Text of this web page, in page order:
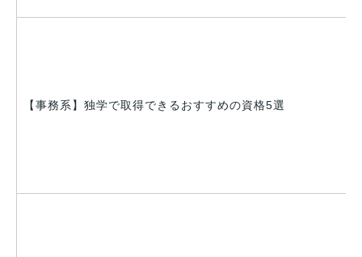
【事務系】独学で取得できるおすすめの資格5選